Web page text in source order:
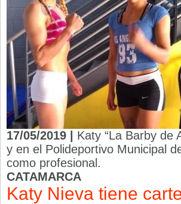
17/05/2019 | Katy “La Barby de
y en el Polideportivo Municipal
como profesional.
CATAMARCA
Katy Nieva tiene